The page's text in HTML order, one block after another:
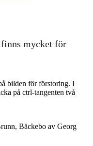
mycket för
bilden för förstoring. I
på ctrl-tangenten två
Bäckebo av Georg